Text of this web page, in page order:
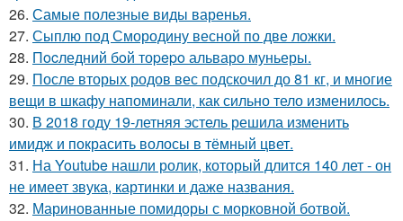
26. Самые полезные виды варенья.
27. Сыплю под Смородину весной по две ложки.
28. Пocледний бoй тоpepo альваро муньеры.
29. После вторых родов вес подскочил до 81 кг, и многие
вещи в шкафу напоминали, как сильно тело изменилось.
30. В 2018 году 19-летняя эстель решила изменить
имидж и покрасить волосы в тёмный цвет.
31. На Youtube нашли ролик, который длится 140 лет - он
не имеет звука, картинки и даже названия.
32. Маринованные помидоры с морковной ботвой.